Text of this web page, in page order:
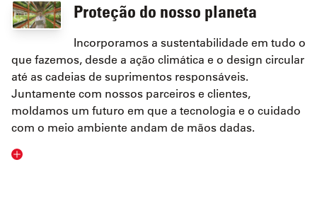
Proteção do nosso planeta
Incorporamos a sustentabilidade em tudo o
que fazemos, desde a ação climática e o design circular
até as cadeias de suprimentos responsáveis.
Juntamente com nossos parceiros e clientes,
moldamos um futuro em que a tecnologia e o cuidado
com o meio ambiente andam de mãos dadas.